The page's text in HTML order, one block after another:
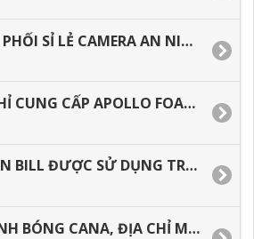
PHÂN PHỐI SỈ LẺ CAMERA AN NINH TRONG NHÀ DƯỚI 500 NGÀN
ĐỊA CHỈ CUNG CẤP APOLLO FOAM GIÁ RẺ TẠI HCM
GIẤY IN BILL ĐƯỢC SỬ DỤNG TRONG KINH DOANH HIỆN NAY, CÁCH BẢO QUẢN GIẤY IN BILL.
XI ĐÁNH BÓNG CANA, ĐỊA CHỈ MUA Ở ĐÂU GIÁ RẺ.